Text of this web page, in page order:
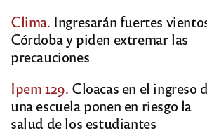
Clima. Ingresarán fuertes
Córdoba y piden extremar las
precauciones
Ipem 129. Cloacas en el ingreso
una escuela ponen en riesgo la
salud de los estudiantes